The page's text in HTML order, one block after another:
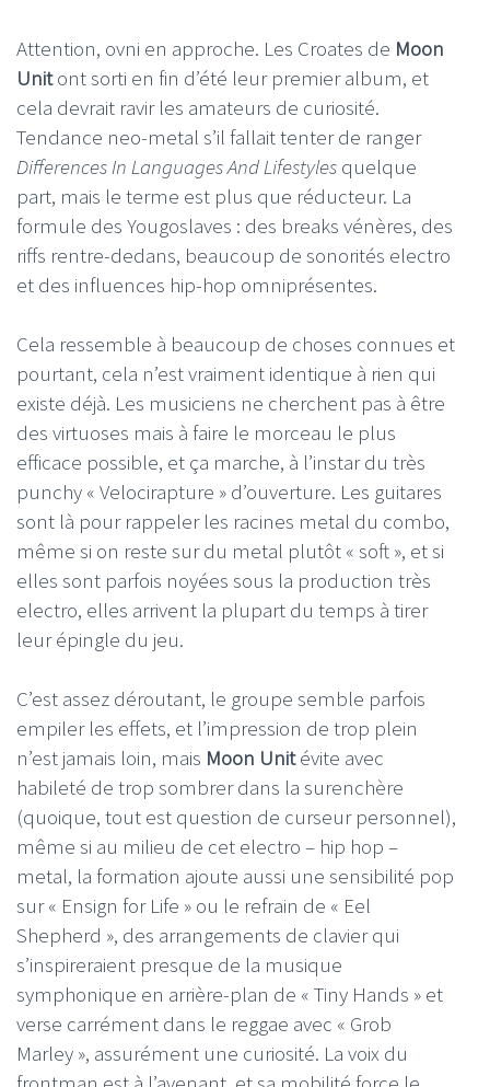
Attention, ovni en approche. Les Croates de Moon
Unitont sorti en fin d’été leur premier album, et
cela devrait ravir les amateurs de curiosité.
Tendance neo-metal s’il fallait tenter de ranger
Differences In Languages And Lifestyles quelque
part, mais le terme est plus que réducteur. La
formule des Yougoslaves : des breaks vénères, des
riffs rentre-dedans, beaucoup de sonorités electro
et des influences hip-hop omniprésentes.
Cela ressemble à beaucoup de choses connues et
pourtant, cela n’est vraiment identique à rien qui
existe déjà. Les musiciens ne cherchent pas à être
des virtuoses mais à faire le morceau le plus
efficace possible, et ça marche, à l’instar du très
punchy « Velocirapture » d’ouverture. Les guitares
sont là pour rappeler les racines metal du combo,
même si on reste sur du metal plutôt « soft », et si
elles sont parfois noyées sous la production très
electro, elles arrivent la plupart du temps à tirer
leur épingle du jeu.
C’est assez déroutant, le groupe semble parfois
empiler les effets, et l’impression de trop plein
n’est jamais loin, mais Moon Unitévite avec
habileté de trop sombrer dans la surenchère
(quoique, tout est question de curseur personnel),
même si au milieu de cet electro – hip hop –
metal, la formation ajoute aussi une sensibilité pop
sur « Ensign for Life » ou le refrain de « Eel
Shepherd », des arrangements de clavier qui
s’inspireraient presque de la musique
symphonique en arrière-plan de « Tiny Hands » et
verse carrément dans le reggae avec « Grob
Marley », assurément une curiosité. La voix du